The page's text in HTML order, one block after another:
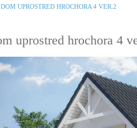
DOM UPROSTRED HROCHORA 4 VER.2
uprostred hrochora 4